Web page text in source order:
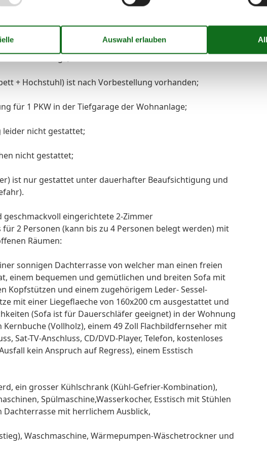
der Ferienwohnung. Mietminderung kann
derselben oder auch eines Routers nicht geltend
der Wohnanlage;
+ Hochstuhl) ist nach Vorbestellung vorhanden;
für 1 PKW in der Tiefgarage der Wohnanlage;
leider nicht gestattet;
nicht gestattet;
ist nur gestattet unter dauerhafter Beaufsichtigung und
eingerichtete 2-Zimmer
2 Personen (kann bis zu 4 Personen belegt werden) mit
Räumen:
sonnigen Dachterrasse von welcher man einen freien
einem bequemen und gemütlichen und breiten Sofa mit
Kopfstützen und einem zugehörigem Leder- Sessel-
mit einer Liegeflaeche von 160x200 cm ausgestattet und
(Sofa ist für Dauerschläfer geeignet) in der Wohnung
(Vollholz), einem 49 Zoll Flachbildfernseher mit
Sat-TV-Anschluss, CD/DVD-Player, Telefon, kostenloses
kein Anspruch auf Regress), einem Esstisch
ein grosser Kühlschrank (Kühl-Gefrier-Kombination),
Spülmaschine,Wasserkocher, Esstisch mit Stühlen
mit herrlichem Ausblick,
Waschmaschine, Wärmepumpen-Wäschetrockner und